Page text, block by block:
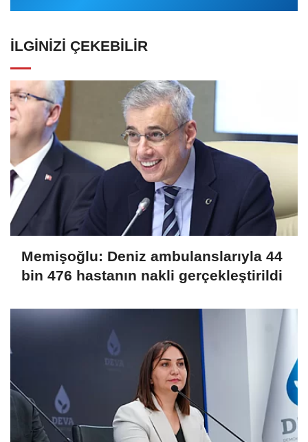
İLGINIZI ÇEKEBILIR
Memişoğlu: Deniz ambulanslarıyla 44
bin 476 hastanın nakli gerçekleştirildi